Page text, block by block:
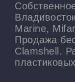
Marine,
Продажа
Clamshell.